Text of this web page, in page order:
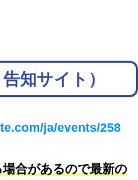
知サイト）
ja/events/258
合があるので最新の